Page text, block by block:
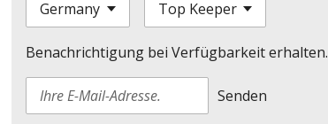
Benachrichtigung bei Verfügbarkeit erhalten.
Senden